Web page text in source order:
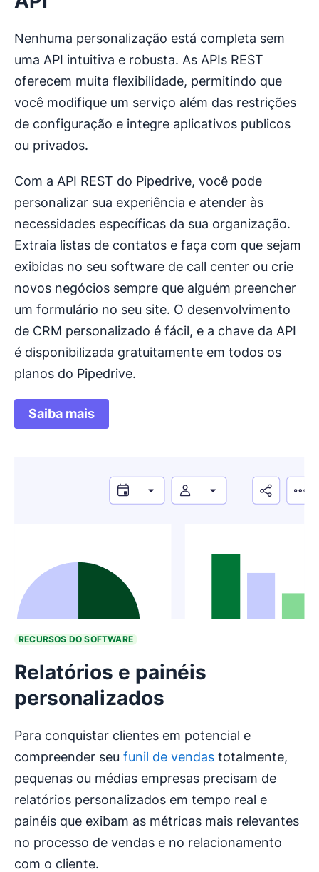
Nenhuma personalização está completa sem
uma API intuitiva e robusta. As APIs REST
oferecem muita flexibilidade, permitindo que
você modifique um serviço além das restrições
de configuração e integre aplicativos publicos
ou privados.
Com a API REST do Pipedrive, você pode
personalizar sua experiência e atender às
necessidades específicas da sua organização.
Extraia listas de contatos e faça com que sejam
exibidas no seu software de call center ou crie
novos negócios sempre que alguém preencher
um formulário no seu site. O desenvolvimento
de CRM personalizado é fácil, e a chave da API
é disponibilizada gratuitamente em todos os
planos do Pipedrive.
Saiba mais
RECURSOS DO SOFTWARE
Relatórios e painéis
personalizados
Para conquistar clientes em potencial e
compreender seu funil de vendas totalmente,
pequenas ou médias empresas precisam de
relatórios personalizados em tempo real e
painéis que exibam as métricas mais relevantes
no processo de vendas e no relacionamento
com o cliente.